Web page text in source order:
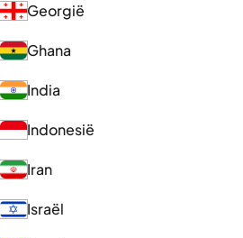
Georgië
Ghana
India
Indonesië
Iran
Israël